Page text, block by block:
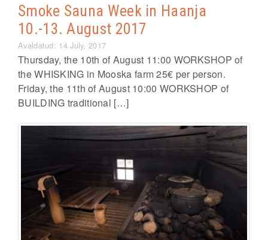
Smoke Sauna Week in Haanja
10.-13. August 2017
Avaldatud: 14 July, 2017
Thursday, the 10th of August 11:00 WORKSHOP of
the WHISKING in Mooska farm 25€ per person.
Friday, the 11th of August 10:00 WORKSHOP of
BUILDING traditional […]